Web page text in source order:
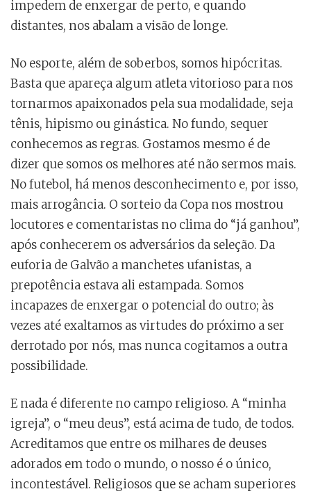
impedem de enxergar de perto, e quando
distantes, nos abalam a visão de longe.
No esporte, além de soberbos, somos hipócritas.
Basta que apareça algum atleta vitorioso para nos
tornarmos apaixonados pela sua modalidade, seja
tênis, hipismo ou ginástica. No fundo, sequer
conhecemos as regras. Gostamos mesmo é de
dizer que somos os melhores até não sermos mais.
No futebol, há menos desconhecimento e, por isso,
mais arrogância. O sorteio da Copa nos mostrou
locutores e comentaristas no clima do “já ganhou”,
após conhecerem os adversários da seleção. Da
euforia de Galvão a manchetes ufanistas, a
prepotência estava ali estampada. Somos
incapazes de enxergar o potencial do outro; às
vezes até exaltamos as virtudes do próximo a ser
derrotado por nós, mas nunca cogitamos a outra
possibilidade.
E nada é diferente no campo religioso. A “minha
igreja”, o “meu deus”, está acima de tudo, de todos.
Acreditamos que entre os milhares de deuses
adorados em todo o mundo, o nosso é o único,
incontestável. Religiosos que se acham superiores